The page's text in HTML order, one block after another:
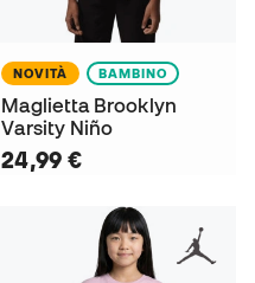
NOVITÀ BAMBINO
Maglietta Brooklyn
Varsity Niño
24,99 €